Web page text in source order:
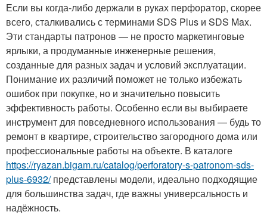
Если вы когда-либо держали в руках перфоратор, скорее
всего, сталкивались с терминами SDS Plus и SDS Max.
Эти стандарты патронов — не просто маркетинговые
ярлыки, а продуманные инженерные решения,
созданные для разных задач и условий эксплуатации.
Понимание их различий поможет не только избежать
ошибок при покупке, но и значительно повысить
эффективность работы. Особенно если вы выбираете
инструмент для повседневного использования — будь то
ремонт в квартире, строительство загородного дома или
профессиональные работы на объекте. В каталоге
https://ryazan.bigam.ru/catalog/perforatory-s-patronom-sds-
plus-6932/представлены модели, идеально подходящие
для большинства задач, где важны универсальность и
надёжность.